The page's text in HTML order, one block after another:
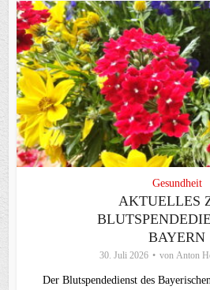
Gesundheit
AKTUELLES
BAYERN
30. Juli 2026 von Anton
Der Blutspendedienst des